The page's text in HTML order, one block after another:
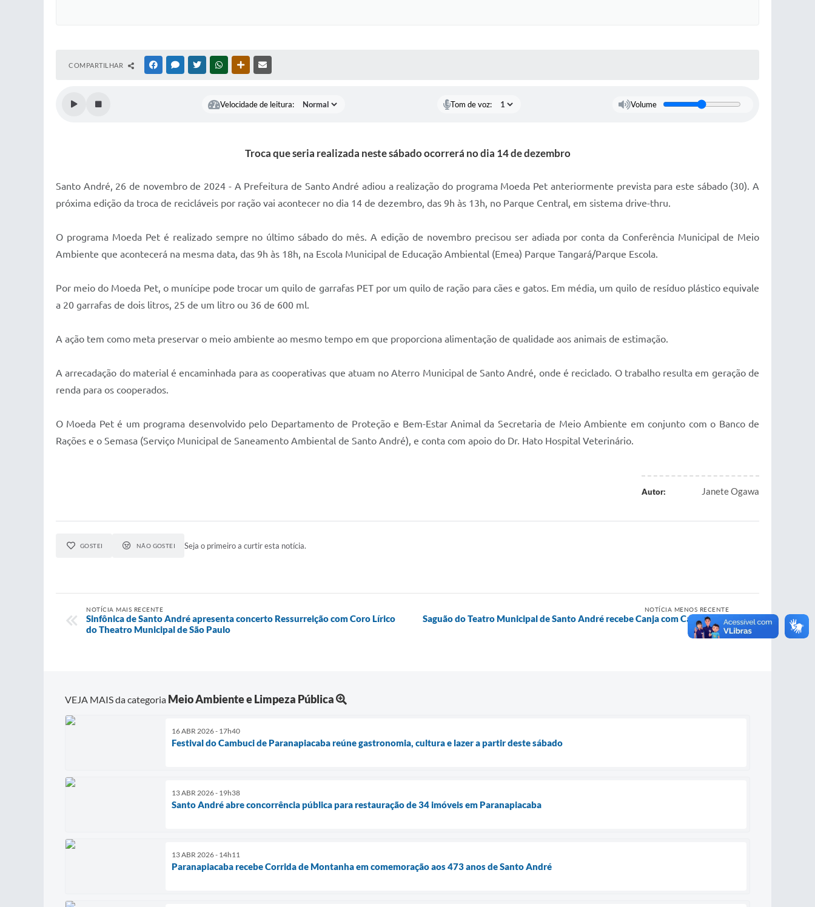
COMPARTILHAR FACEBOOKMESSENGER
TWITTERWHATSAPPOUTRAS MÍDIAS
Velocidade de leitura: Tom de voz: Volume
Troca que seria realizada neste sábado ocorrerá no dia 14 de dezembro
Santo André, 26 de novembro de 2024 - A Prefeitura de Santo André adiou a realização do programa Moeda Pet anteriormente prevista para este sábado (30). A
próxima edição da troca de recicláveis por ração vai acontecer no dia 14 de dezembro, das 9h às 13h, no Parque Central, em sistema drive-thru.
O programa Moeda Pet é realizado sempre no último sábado do mês. A edição de novembro precisou ser adiada por conta da Conferência Municipal de Meio
Ambiente que acontecerá na mesma data, das 9h às 18h, na Escola Municipal de Educação Ambiental (Emea) Parque Tangará/Parque Escola.
Por meio do Moeda Pet, o munícipe pode trocar um quilo de garrafas PET por um quilo de ração para cães e gatos. Em média, um quilo de resíduo plástico equivale
a 20 garrafas de dois litros, 25 de um litro ou 36 de 600 ml.
A ação tem como meta preservar o meio ambiente ao mesmo tempo em que proporciona alimentação de qualidade aos animais de estimação.
A arrecadação do material é encaminhada para as cooperativas que atuam no Aterro Municipal de Santo André, onde é reciclado. O trabalho resulta em geração de
renda para os cooperados.
O Moeda Pet é um programa desenvolvido pelo Departamento de Proteção e Bem-Estar Animal da Secretaria de Meio Ambiente em conjunto com o Banco de
Rações e o Semasa (Serviço Municipal de Saneamento Ambiental de Santo André), e conta com apoio do Dr. Hato Hospital Veterinário.
Autor: Janete Ogawa
GOSTEI NÃO GOSTEI Seja o primeiro a curtir esta notícia.
NOTÍCIA MAIS RECENTE
Sinfônica de Santo André apresenta concerto Ressurreição com Coro Lírico
do Theatro Municipal de São Paulo
NOTÍCIA MENOS RECENTE
Saguão do Teatro Municipal de Santo André recebe Canja com Canja nesta
quarta
VEJA MAIS da categoria Meio Ambiente e Limpeza Pública
16 ABR 2026 - 17h40
Festival do Cambuci de Paranapiacaba reúne gastronomia, cultura e lazer a partir deste sábado
13 ABR 2026 - 19h38
Santo André abre concorrência pública para restauração de 34 imóveis em Paranapiacaba
13 ABR 2026 - 14h11
Paranapiacaba recebe Corrida de Montanha em comemoração aos 473 anos de Santo André